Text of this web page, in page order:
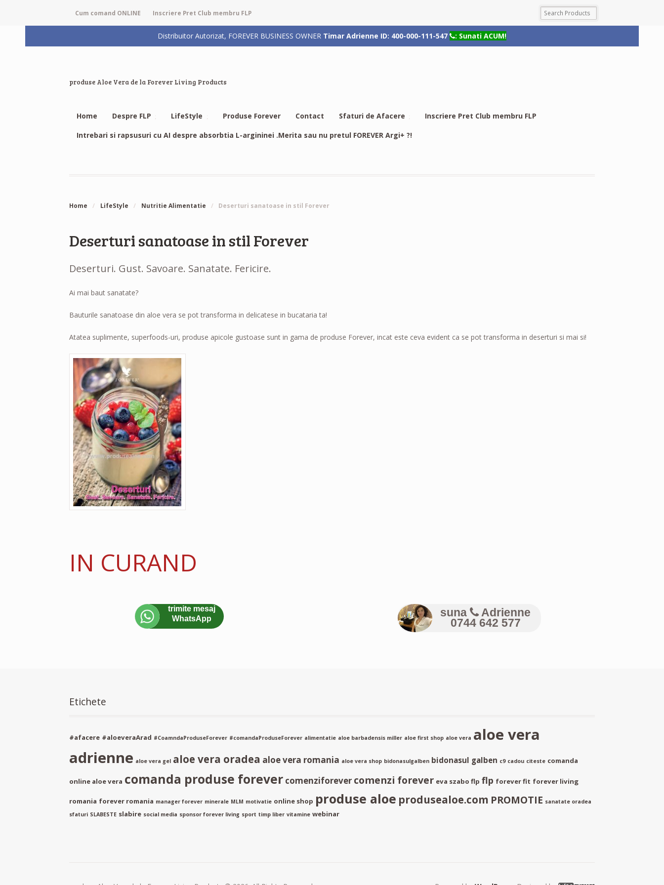
Cum comand ONLINE Inscriere Pret Club membru FLP
Distribuitor Autorizat, FOREVER BUSINESS OWNER Timar Adrienne ID: 400-000-111-547 : Sunati ACUM!
produse Aloe Vera de la Forever Living Products
Home Despre FLP LifeStyle Produse Forever Contact Sfaturi de Afacere Inscriere Pret Club membru FLP
Intrebari si rapsusuri cu AI despre absorbtia L-argininei .Merita sau nu pretul FOREVER Argi+ ?!
Home / LifeStyle / Nutritie Alimentatie / Deserturi sanatoase in stil Forever
Deserturi sanatoase in stil Forever
Deserturi. Gust. Savoare. Sanatate. Fericire.
Ai mai baut sanatate?
Bauturile sanatoase din aloe vera se pot transforma in delicatese in bucataria ta!
Atatea suplimente, superfoods-uri, produse apicole gustoase sunt in gama de produse Forever, incat este ceva evident ca se pot transforma in deserturi si mai si!
IN CURAND
trimite mesaj
WhatsApp
suna
Adrienne
0744 642 577
Etichete
#afacere #aloeveraArad #CoamndaProduseForever #comandaProduseForever alimentatie aloe barbadensis miller aloe first shop aloe vera aloe vera
adrienne aloe vera gel aloe vera oradea aloe vera romania aloe vera shop bidonasulgalben bidonasul galben c9 cadou citeste comanda
online aloe vera comanda produse forever comenziforever comenzi forever eva szabo flp flp forever fit forever living
romania forever romania manager forever minerale MLM motivatie online shop produse aloe produsealoe.com PROMOTIE sanatate oradea
sfaturi SLABESTE slabire social media sponsor forever living sport timp liber vitamine webinar